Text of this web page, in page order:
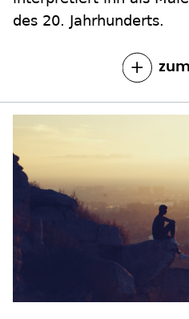
des 20. Jahrhunderts.